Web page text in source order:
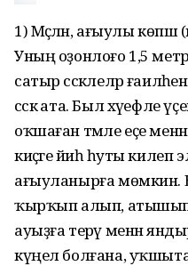
1) Мәҫәлән, ағыулы
Уның оҙонлоғо 1,5
сатыр сәскәлеләр
сәскә ата. Был хәүефле
оҡшаған тәмле еҫе менән
киҫәге йәиһә һуты килеп
ағыуланырға мөмкин.
ҡырҡып алып, атышып
ауыҙға терәү менән
күңел болғана,